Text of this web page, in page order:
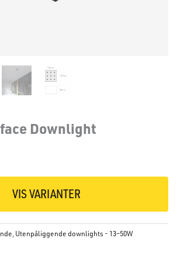
Downlight
VIS VARIANTER
, Utenpåliggende downlights - 13–50W